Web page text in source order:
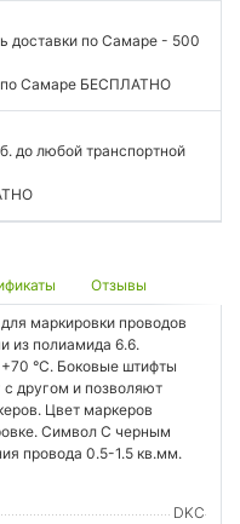
доставки по Самаре - 500
по Самаре БЕСПЛАТНО
до любой транспортной
Отзывы
маркировки проводов
из полиамида 6.6.
°C. Боковые штифты
другом и позволяют
Цвет маркеров
Символ С черным
провода 0.5-1.5 кв.мм.
DKC